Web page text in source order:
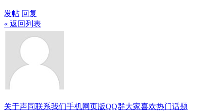
发帖 回复
« 返回列表
关于声同联系我们手机网页版QQ群大家喜欢热门话题